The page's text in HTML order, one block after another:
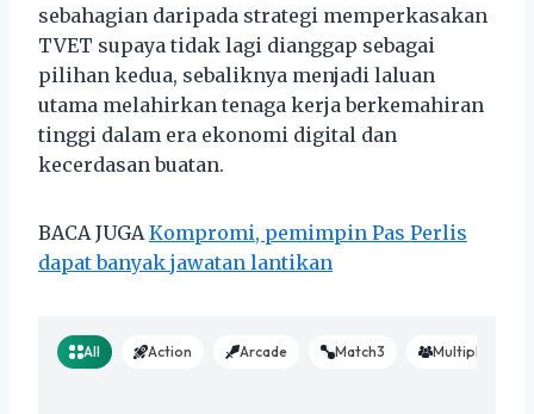
sebahagian daripada strategi memperkasakan
TVET supaya tidak lagi dianggap sebagai
pilihan kedua, sebaliknya menjadi laluan
utama melahirkan tenaga kerja berkemahiran
tinggi dalam era ekonomi digital dan
kecerdasan buatan.
BACA JUGA Kompromi, pemimpin Pas Perlis
dapat banyak jawatan lantikan